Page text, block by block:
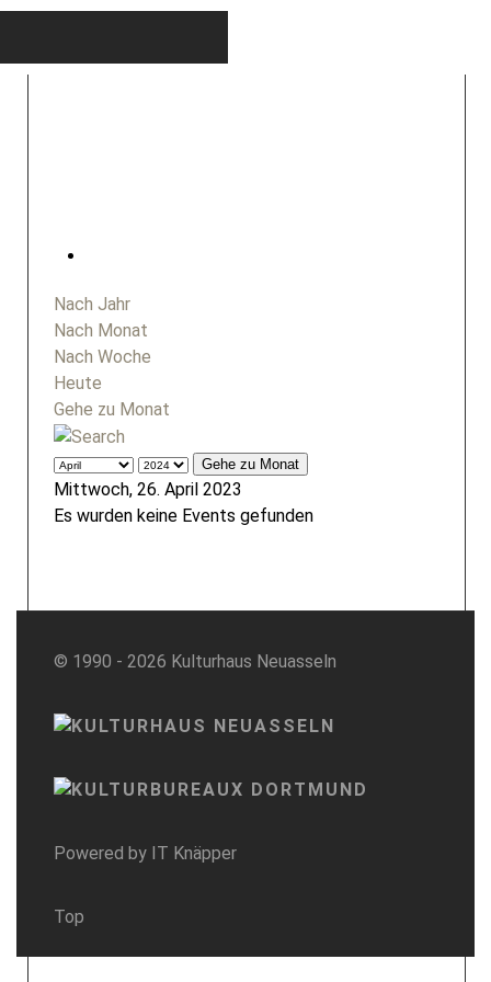
Nach Jahr
Nach Monat
Nach Woche
Heute
Gehe zu Monat
Gehe zu Monat
Mittwoch, 26. April 2023
Es wurden keine Events gefunden
© 1990 - 2026 Kulturhaus Neuasseln
Powered by IT Knäpper
Top